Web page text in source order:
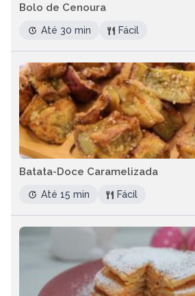
Bolo de Cenoura
Até 30 min Fácil
Batata-Doce Caramelizada
Até 15 min Fácil